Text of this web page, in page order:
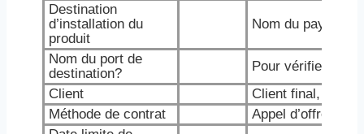
Destination
d’installation du
produit
Nom du pays ou
Nom du port de
destination?
Pour vérifier les
Client
Client final,
Méthode de contrat
Appel d’offres ou